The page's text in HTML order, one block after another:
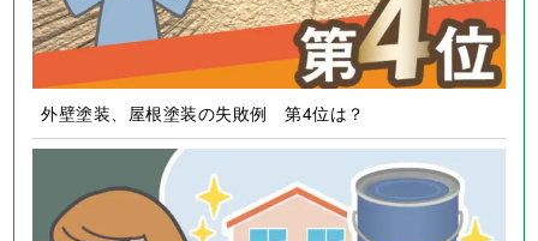
外壁塗装、屋根塗装の失敗例 第4位は？